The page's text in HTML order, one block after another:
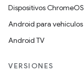
Dispositivos ChromeOS
Android para vehículos
Android TV
VERSIONES